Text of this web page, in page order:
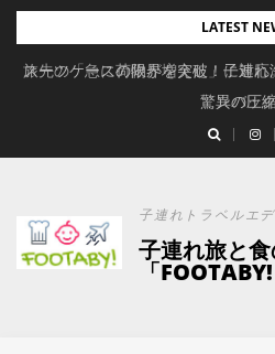
Skip
content
LATEST
旅先の「急に荷物が増えた」に対
ンバッ
スーツケースの限界を突破！子連
驚異の圧
子連れトラベルエ
子連れ旅と
「